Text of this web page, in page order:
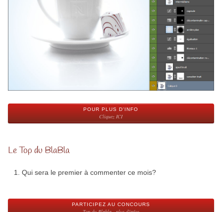
POUR PLUS D'INFO
Cliquez ICI
Le Top du BlaBla
Qui sera le premier à commenter ce mois?
PARTICIPEZ AU CONCOURS